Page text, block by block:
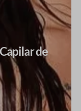
de